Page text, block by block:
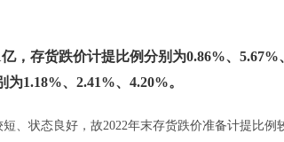
，存货跌价计提比例分别为0.86%、5.67%
1.18%、2.41%、4.20%。
、状态良好，故2022年末存货跌价准备计提比例